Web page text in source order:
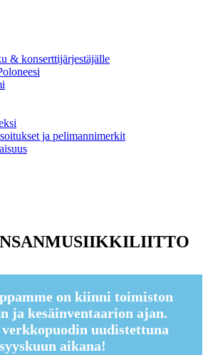
& konserttijärjestäjälle
ja pelimannimerkit
on kiinni toimiston
ja kesäinventaarion ajan.
verkkopuodin uudistettuna
syyskuun aikana!